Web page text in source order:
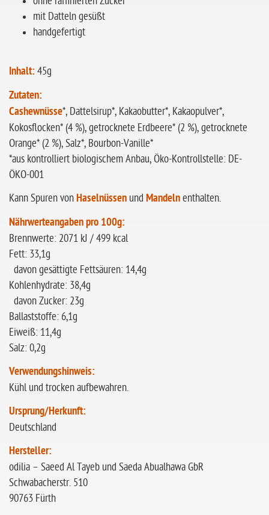
mit Datteln gesüßt
handgefertigt
Inhalt: 45g
Zutaten:
Cashewnüsse*, Dattelsirup*, Kakaobutter*, Kakaopulver*,
Kokosflocken* (4 %), getrocknete Erdbeere* (2 %), getrocknete
Orange* (2 %), Salz*, Bourbon-Vanille*
*aus kontrolliert biologischem Anbau, Öko-Kontrollstelle: DE-
ÖKO-001
Kann Spuren vonHaselnüssen und Mandelnenthalten.
Nährwerteangaben pro 100g:
Brennwerte: 2071 kJ / 499 kcal
Fett: 33,1g
davon gesättigte Fettsäuren: 14,4g
Kohlenhydrate: 38,4g
davon Zucker: 23g
Ballaststoffe: 6,1g
Eiweiß: 11,4g
Salz: 0,2g
Verwendungshinweis:
Kühl und trocken aufbewahren.
Ursprung/Herkunft:
Deutschland
Hersteller:
odilia – Saeed Al Tayeb und Saeda Abualhawa GbR
Schwabacherstr. 510
90763 Fürth